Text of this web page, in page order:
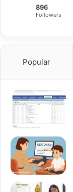
896
Followers
Popular